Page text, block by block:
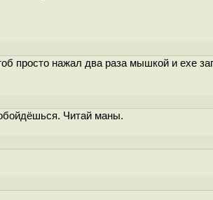
просто нажал два раза мышкой и ехе
Читай маны.